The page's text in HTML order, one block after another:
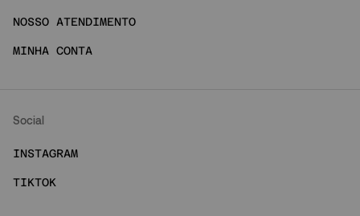
NOSSO ATENDIMENTO
MINHA CONTA
Social
INSTAGRAM
TIKTOK